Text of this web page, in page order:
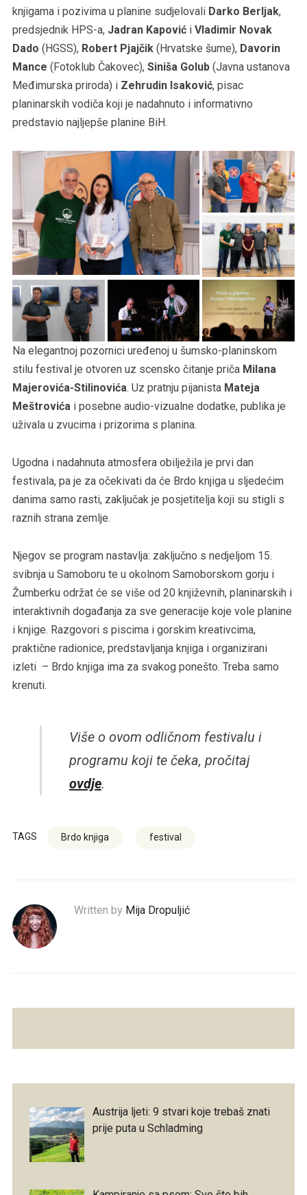
knjigama i pozivima u planine sudjelovali Darko Berljak,
predsjednik HPS-a, Jadran Kapović iVladimir Novak
Dado (HGSS), Robert Pjajčik(Hrvatske šume), Davorin
Mance (Fotoklub Čakovec), Siniša Golub(Javna ustanova
Međimurska priroda) i Zehrudin Isaković, pisac
planinarskih vodiča koji je nadahnuto i informativno
predstavio najljepše planine BiH.
Na elegantnoj pozornici uređenoj u šumsko-planinskom
stilu festival je otvoren uz scensko čitanje priča Milana
Majerovića-Stilinovića. Uz pratnju pijanista Mateja
Meštrovića i posebne audio-vizualne dodatke, publika je
uživala u zvucima i prizorima s planina.
Ugodna i nadahnuta atmosfera obilježila je prvi dan
festivala, pa je za očekivati da će Brdo knjiga u sljedećim
danima samo rasti, zaključak je posjetitelja koji su stigli s
raznih strana zemlje.
Njegov se program nastavlja: zaključno s nedjeljom 15.
svibnja u Samoboru te u okolnom Samoborskom gorju i
Žumberku održat će se više od 20 književnih, planinarskih i
interaktivnih događanja za sve generacije koje vole planine
i knjige. Razgovori s piscima i gorskim kreativcima,
praktične radionice, predstavljanja knjiga i organizirani
izleti – Brdo knjiga ima za svakog ponešto. Treba samo
krenuti.
Više o ovom odličnom festivalu i
programu koji te čeka, pročitaj
ovdje.
TAGS Brdo knjiga festival
Written by Mija Dropuljić
Austrija ljeti: 9 stvari koje trebaš znati
prije puta u Schladming